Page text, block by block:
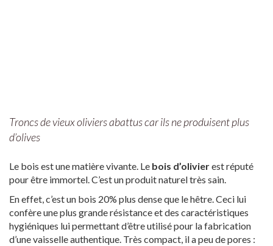
Troncs de vieux oliviers abattus car ils ne produisent plus
d’olives
Le bois est une matière vivante. Le bois d’olivierest réputé
pour être immortel. C’est un produit naturel très sain.
En effet, c’est un bois 20% plus dense que le hêtre. Ceci lui
confère une plus grande résistance et des caractéristiques
hygiéniques lui permettant d’être utilisé pour la fabrication
d’une vaisselle authentique. Très compact, il a peu de pores :